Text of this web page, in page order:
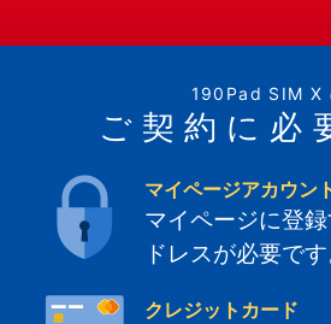
190Pad SIM X
ご契約に必
マイページアカウン
マイページに登
ドレスが必要です
クレジットカード